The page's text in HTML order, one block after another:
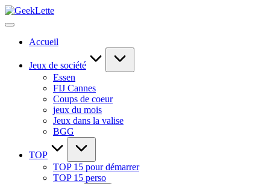
Skip
GeekLette
blog
Accueil
Jeux de société
Essen
FIJ Cannes
Coups de coeur
jeux du mois
Jeux dans la valise
BGG
TOP
TOP 15 pour démarrer
TOP 15 perso